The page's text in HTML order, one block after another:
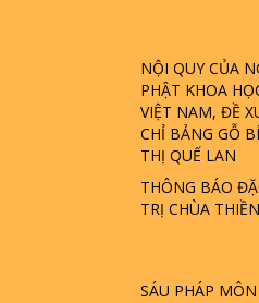
NỘI QUY CỦA
PHẬT KHOA
VIỆT NAM, ĐỀ
CHỈ BẢNG GỖ
THỊ QUẾ LAN
THÔNG BÁO
TRỊ CHÙA
SÁU PHÁP
LÀ AI? QUỶ SA
GIẢI ĐÁP THIỀN
SAO TRÁI ĐẤT
- HỎA HOẠN |
HOA SEN ? | TTTD